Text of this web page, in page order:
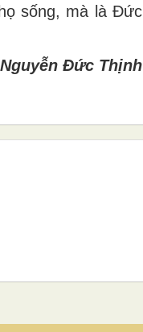
sống, mà là Đức
Đức Thịnh